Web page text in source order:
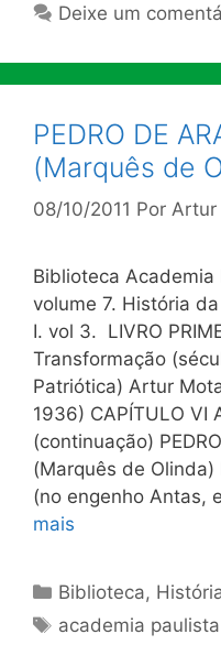
Deixe um
PEDRO DE
(Marquês de
08/10/2011 Por Artur
Biblioteca
volume 7. História
I. vol 3. LIVRO
Transformação
Patriótica) Artur
1936) CAPÍTULO VI
(continuação)
(Marquês de
(no engenho Antas,
mais
Categorias
Biblioteca,
Tags
academia